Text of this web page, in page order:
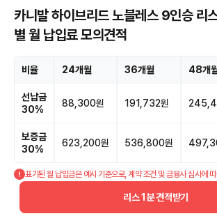
카니발 하이브리드 노블레스 9인승 리
별 월 납입료 모의견적
비율 24개월 36개월 48개
선납금
30%
88,300원 191,732원
보증금
30%
623,200원 536,800원
표기된 월 납입금은 예시 기준으로, 계약 조건 및 금융사 심사에
리스 1분 견적받기